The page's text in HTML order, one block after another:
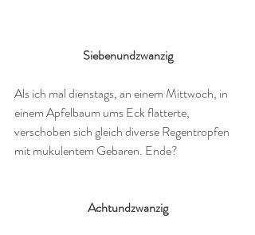
Siebenundzwanzig
Als ich mal dienstags, an einem Mittwoch, in
einem Apfelbaum ums Eck flatterte,
verschoben sich gleich diverse Regentropfen
mit mukulentem Gebaren. Ende?
Achtundzwanzig